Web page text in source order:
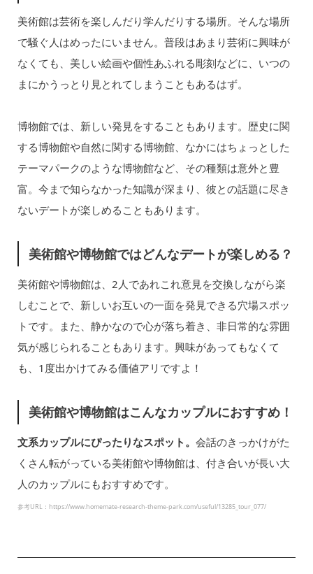
美術館は芸術を楽しんだり学んだりする場所。そんな場所
で騒ぐ人はめったにいません。普段はあまり芸術に興味が
なくても、美しい絵画や個性あふれる彫刻などに、いつの
まにかうっとり見とれてしまうこともあるはず。
博物館では、新しい発見をすることもあります。歴史に関
する博物館や自然に関する博物館、なかにはちょっとした
テーマパークのような博物館など、その種類は意外と豊
富。今まで知らなかった知識が深まり、彼との話題に尽き
ないデートが楽しめることもあります。
美術館や博物館ではどんなデートが楽しめる？
美術館や博物館は、2人であれこれ意見を交換しながら楽
しむことで、新しいお互いの一面を発見できる穴場スポッ
トです。また、静かなので心が落ち着き、非日常的な雰囲
気が感じられることもあります。興味があってもなくて
も、1度出かけてみる価値アリですよ！
美術館や博物館はこんなカップルにおすすめ！
文系カップルにぴったりなスポット。 会話のきっかけがた
くさん転がっている美術館や博物館は、付き合いが長い大
人のカップルにもおすすめです。
参考URL：https://www.homemate-research-theme-park.com/useful/13285_tour_077/